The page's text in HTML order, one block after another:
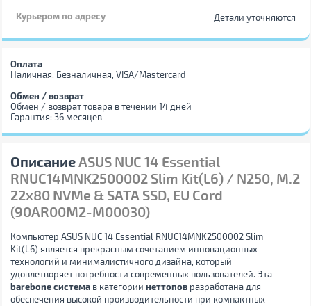
Курьером по адресу Детали уточняются
Оплата
Наличная, Безналичная, VISA/Mastercard
Обмен / возврат
Обмен / возврат товара в течении 14 дней
Гарантия: 36 месяцев
ОписаниеASUS NUC 14 Essential
RNUC14MNK2500002 Slim Kit(L6) / N250, M.2
22x80 NVMe & SATA SSD, EU Cord
(90AR00M2-M00030)
Компьютер ASUS NUC 14 Essential RNUC14MNK2500002 Slim
Kit(L6) является прекрасным сочетанием инновационных
технологий и минималистичного дизайна, который
удовлетворяет потребности современных пользователей. Эта
barebone системав категории неттоповразработана для
обеспечения высокой производительности при компактных